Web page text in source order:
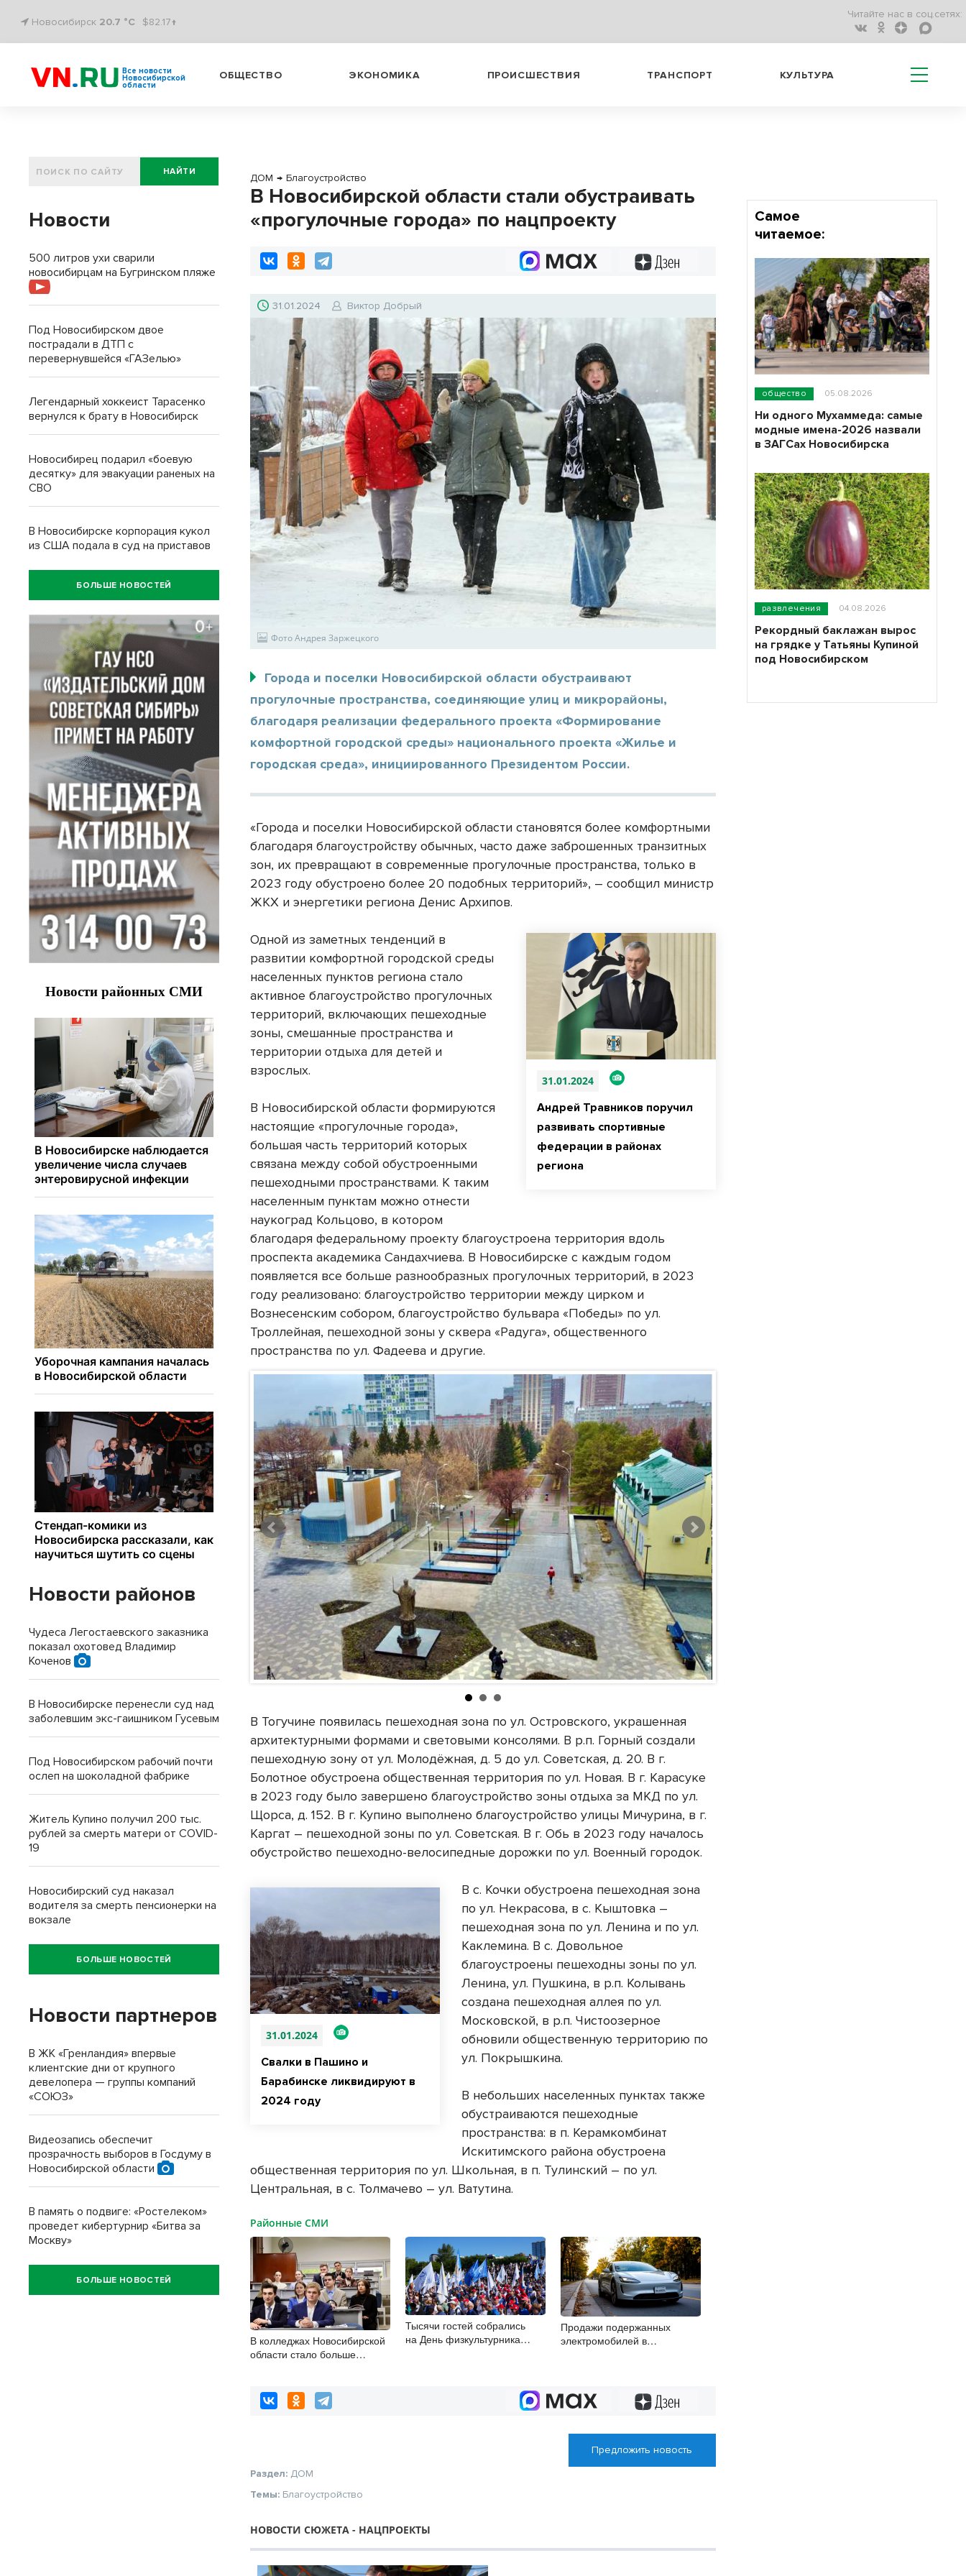
Новосибирск 20.7 °C $82.17↑
Читайте нас в соц.сетях:
Все новости
Новосибирской
области
ОБЩЕСТВО ЭКОНОМИКА ПРОИСШЕСТВИЯ ТРАНСПОРТ КУЛЬТУРА
ДОМ → Благоустройство
В Новосибирской области стали обустраивать
«прогулочные города» по нацпроекту
31.01.2024 Виктор Добрый
Фото Андрея Заржецкого
Города и поселки Новосибирской области обустраивают
прогулочные пространства, соединяющие улиц и микрорайоны,
благодаря реализации федерального проекта «Формирование
комфортной городской среды» национального проекта «Жилье и
городская среда», инициированного Президентом России.
«Города и поселки Новосибирской области становятся более комфортными
благодаря благоустройству обычных, часто даже заброшенных транзитных
зон, их превращают в современные прогулочные пространства, только в
2023 году обустроено более 20 подобных территорий», – сообщил министр
ЖКХ и энергетики региона Денис Архипов.
31.01.2024
Андрей Травников поручил
развивать спортивные
федерации в районах
региона
Одной из заметных тенденций в
развитии комфортной городской среды
населенных пунктов региона стало
активное благоустройство прогулочных
территорий, включающих пешеходные
зоны, смешанные пространства и
территории отдыха для детей и
взрослых.
В Новосибирской области формируются
настоящие «прогулочные города»,
большая часть территорий которых
связана между собой обустроенными
пешеходными пространствами. К таким
населенным пунктам можно отнести
наукоград Кольцово, в котором
благодаря федеральному проекту благоустроена территория вдоль
проспекта академика Сандахчиева. В Новосибирске с каждым годом
появляется все больше разнообразных прогулочных территорий, в 2023
году реализовано: благоустройство территории между цирком и
Вознесенским собором, благоустройство бульвара «Победы» по ул.
Троллейная, пешеходной зоны у сквера «Радуга», общественного
пространства по ул. Фадеева и другие.
В Тогучине появилась пешеходная зона по ул. Островского, украшенная
архитектурными формами и световыми консолями. В р.п. Горный создали
пешеходную зону от ул. Молодёжная, д. 5 до ул. Советская, д. 20. В г.
Болотное обустроена общественная территория по ул. Новая. В г. Карасуке
в 2023 году было завершено благоустройство зоны отдыха за МКД по ул.
Щорса, д. 152. В г. Купино выполнено благоустройство улицы Мичурина, в г.
Каргат – пешеходной зоны по ул. Советская. В г. Обь в 2023 году началось
обустройство пешеходно-велосипедные дорожки по ул. Военный городок.
31.01.2024
Свалки в Пашино и
Барабинске ликвидируют в
2024 году
В с. Кочки обустроена пешеходная зона
по ул. Некрасова, в с. Кыштовка –
пешеходная зона по ул. Ленина и по ул.
Каклемина. В с. Довольное
благоустроены пешеходны зоны по ул.
Ленина, ул. Пушкина, в р.п. Колывань
создана пешеходная аллея по ул.
Московской, в р.п. Чистоозерное
обновили общественную территорию по
ул. Покрышкина.
В небольших населенных пунктах также
обустраиваются пешеходные
пространства: в п. Керамкомбинат
Искитимского района обустроена
общественная территория по ул. Школьная, в п. Тулинский – по ул.
Центральная, в с. Толмачево – ул. Ватутина.
Районные СМИ
В колледжах Новосибирской
области стало больше
Тысячи гостей собрались
на День физкультурника
Продажи подержанных
электромобилей в
Предложить новость
Раздел: ДОМ
Темы: Благоустройство
НОВОСТИ СЮЖЕТА - НАЦПРОЕКТЫ
НАЙТИ
Новости
500 литров ухи сварили
новосибирцам на Бугринском пляже
Под Новосибирском двое
пострадали в ДТП с
перевернувшейся «ГАЗелью»
Легендарный хоккеист Тарасенко
вернулся к брату в Новосибирск
Новосибирец подарил «боевую
десятку» для эвакуации раненых на
СВО
В Новосибирске корпорация кукол
из США подала в суд на приставов
БОЛЬШЕ НОВОСТЕЙ
Новости районов
Чудеса Легостаевского заказника
показал охотовед Владимир
Коченов
В Новосибирске перенесли суд над
заболевшим экс-гаишником Гусевым
Под Новосибирском рабочий почти
ослеп на шоколадной фабрике
Житель Купино получил 200 тыс.
рублей за смерть матери от COVID-
19
Новосибирский суд наказал
водителя за смерть пенсионерки на
вокзале
БОЛЬШЕ НОВОСТЕЙ
Новости партнеров
В ЖК «Гренландия» впервые
клиентские дни от крупного
девелопера — группы компаний
«СОЮЗ»
Видеозапись обеспечит
прозрачность выборов в Госдуму в
Новосибирской области
В память о подвиге: «Ростелеком»
проведет кибертурнир «Битва за
Москву»
БОЛЬШЕ НОВОСТЕЙ
Самое
читаемое:
общество 05.08.2026
Ни одного Мухаммеда: самые
модные имена-2026 назвали
в ЗАГСах Новосибирска
развлечения 04.08.2026
Рекордный баклажан вырос
на грядке у Татьяны Купиной
под Новосибирском